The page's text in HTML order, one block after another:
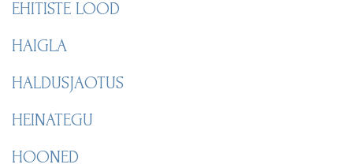
EHITISTE LOOD
HAIGLA
HALDUSJAOTUS
HEINATEGU
HOONED